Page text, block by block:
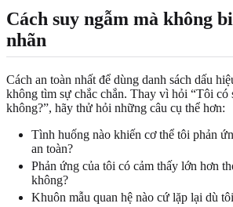
Cách suy ngẫm mà không
nhãn
Cách an toàn nhất để dùng danh sách dấu
không tìm sự chắc chắn. Thay vì hỏi “Tôi có
không?”, hãy thử hỏi những câu cụ thể hơn:
Tình huống nào khiến cơ thể tôi phản
an toàn?
Phản ứng của tôi có cảm thấy lớn hơn
không?
Khuôn mẫu quan hệ nào cứ lặp lại dù